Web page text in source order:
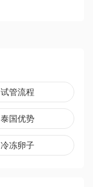
试管流程
泰国优势
冷冻卵子